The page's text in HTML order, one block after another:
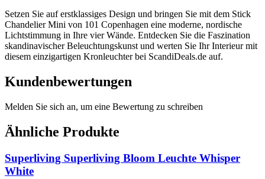
Setzen Sie auf erstklassiges Design und bringen Sie mit dem Stick
Chandelier Mini von 101 Copenhagen eine moderne, nordische
Lichtstimmung in Ihre vier Wände. Entdecken Sie die Faszination
skandinavischer Beleuchtungskunst und werten Sie Ihr Interieur mit
diesem einzigartigen Kronleuchter bei ScandiDeals.de auf.
Kundenbewertungen
Melden Sie sich an, um eine Bewertung zu schreiben
Ähnliche Produkte
Superliving Superliving Bloom Leuchte Whisper
White